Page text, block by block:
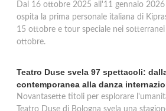
Dal 16 ottobre 2025 all'11 gennaio
ospita la prima personale italiana di
15 ottobre e tour speciale nei
ottobre.
Teatro Duse svela 97 spettacoli:
contemporanea alla danza
Novantasette titoli per esplorare
Teatro Duse di Bologna svela una